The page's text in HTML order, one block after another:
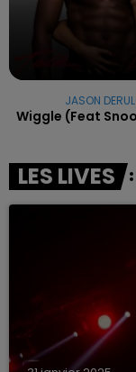
JASON
Wiggle (feat
LES LIVES